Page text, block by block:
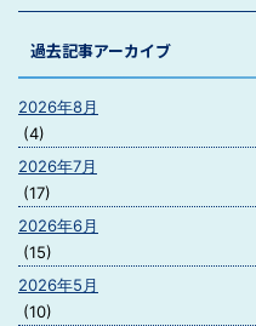
過去記事アーカイブ
2026年8月
(4)
2026年7月
(17)
2026年6月
(15)
2026年5月
(10)